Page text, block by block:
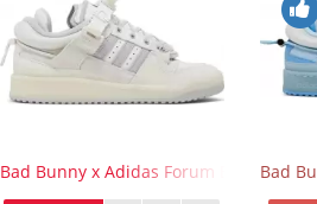
Bad Bunny x Adidas Forum Buckle Low
Bad